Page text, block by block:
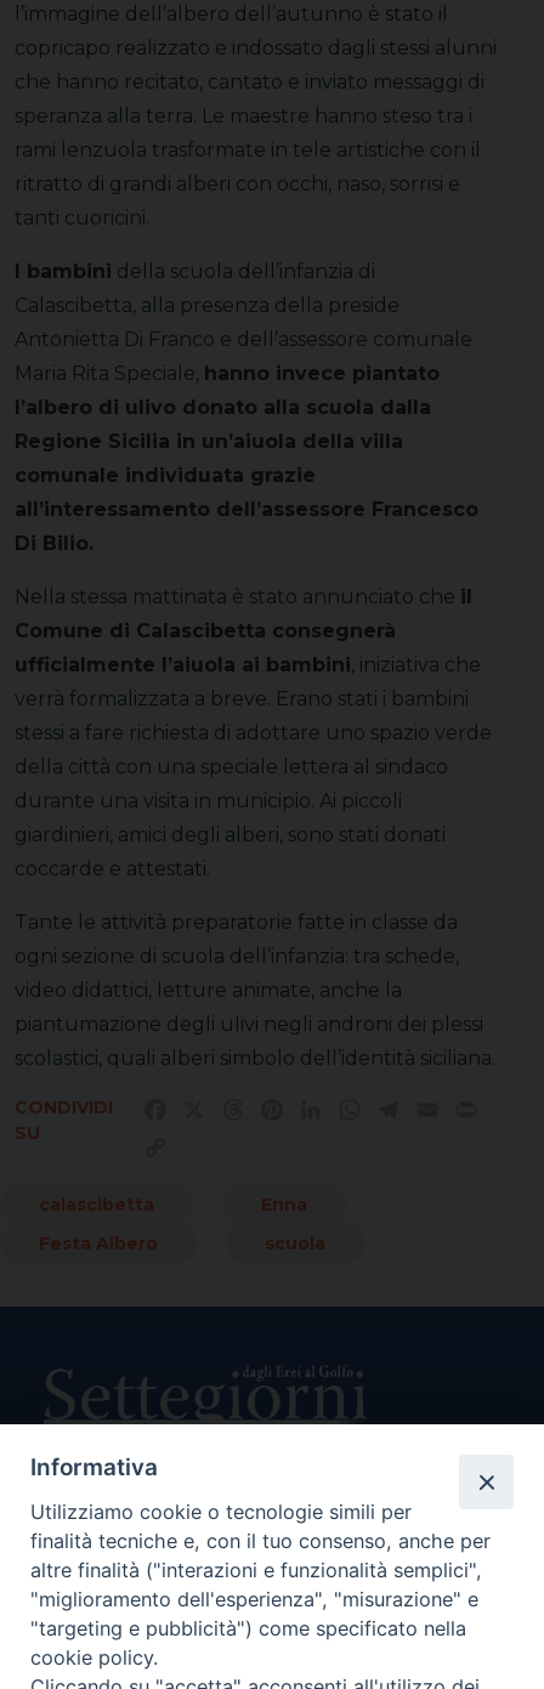
l’immagine dell’albero dell’autunno è stato il
copricapo realizzato e indossato dagli stessi alunni
che hanno recitato, cantato e inviato messaggi di
speranza alla terra. Le maestre hanno steso tra i
rami lenzuola trasformate in tele artistiche con il
ritratto di grandi alberi con occhi, naso, sorrisi e
tanti cuoricini.
I bambini della scuola dell’infanzia di
Calascibetta, alla presenza della preside
Antonietta Di Franco e dell’assessore comunale
Maria Rita Speciale, hanno invece piantato
l’albero di ulivo donato alla scuola dalla
Regione Sicilia in un’aiuola della villa
comunale individuata grazie
all’interessamento dell’assessore Francesco
Di Bilio.
Nella stessa mattinata è stato annunciato che il
Comune di Calascibetta consegnerà
ufficialmente l’aiuola ai bambini , iniziativa che
verrà formalizzata a breve. Erano stati i bambini
stessi a fare richiesta di adottare uno spazio verde
della città con una speciale lettera al sindaco
durante una visita in municipio. Ai piccoli
giardinieri, amici degli alberi, sono stati donati
coccarde e attestati.
Tante le attività preparatorie fatte in classe da
ogni sezione di scuola dell’infanzia: tra schede,
video didattici, letture animate, anche la
piantumazione degli ulivi negli androni dei plessi
scolastici, quali alberi simbolo dell’identità siciliana.
CONDIVIDI
SU
calascibetta
Enna
Festa Albero
scuola
Direttore Responsabile Giuseppe Rabita
Direttore Amministrativo Salvatore Bruno
Editore e Proprietà Opera di Religione della Diocesi di Piazza
Armerina,
Via Cammarata, 21 – Piazza Armerina
P. I. 01121870867
Autorizzazione Tribunale di Enna n. 113 del 24/2/2007
Informativa
Utilizziamo cookie o tecnologie simili per
finalità tecniche e, con il tuo consenso, anche per
altre finalità ("interazioni e funzionalità semplici",
"miglioramento dell'esperienza", "misurazione" e
"targeting e pubblicità") come specificato nella
cookie policy.